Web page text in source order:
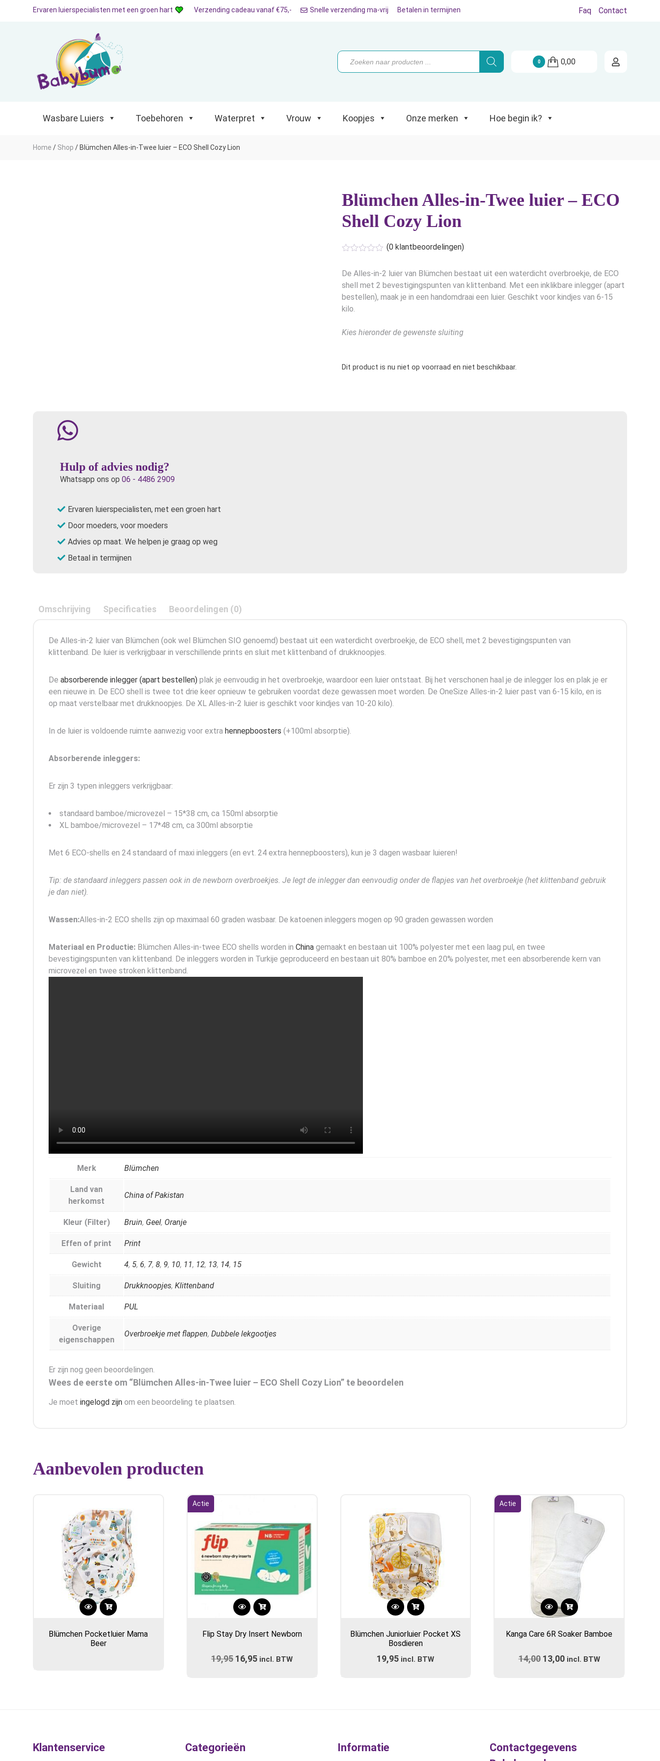
Wasbare Luiers Toebehoren Koopjes Onze merken Hoe begin ik?
Ervaren luierspecialisten met een groen hart Verzending cadeau vanaf €75,- Snelle verzending ma-vrij Betalen in termijnen Faq Contact
Producten
zoeken
0 0,00
Wasbare Luiers Toebehoren Waterpret Vrouw Koopjes Onze merken Hoe begin ik?
Home / Shop / Blümchen Alles-in-Twee luier – ECO Shell Cozy Lion
Blümchen Alles-in-Twee luier – ECO
Shell Cozy Lion
(0klantbeoordelingen)
De Alles-in-2 luier van Blümchen bestaat uit een waterdicht overbroekje, de ECO
shell met 2 bevestigingspunten van klittenband. Met een inklikbare inlegger (apart
bestellen), maak je in een handomdraai een luier. Geschikt voor kindjes van 6-15
kilo.
Kies hieronder de gewenste sluiting
Dit product is nu niet op voorraad en niet beschikbaar.
Hulp of advies nodig?
Whatsapp ons op 06 - 4486 2909
Ervaren luierspecialisten, met een groen hart
Door moeders, voor moeders
Advies op maat. We helpen je graag op weg
Betaal in termijnen
Omschrijving Specificaties Beoordelingen (0)
De Alles-in-2 luier van Blümchen (ook wel Blümchen SIO genoemd) bestaat uit een waterdicht overbroekje, de ECO shell, met 2 bevestigingspunten van
klittenband. De luier is verkrijgbaar in verschillende prints en sluit met klittenband of drukknoopjes.
De absorberende inlegger (apart bestellen) plak je eenvoudig in het overbroekje, waardoor een luier ontstaat. Bij het verschonen haal je de inlegger los en plak je er
een nieuwe in. De ECO shell is twee tot drie keer opnieuw te gebruiken voordat deze gewassen moet worden. De OneSize Alles-in-2 luier past van 6-15 kilo, en is
op maat verstelbaar met drukknoopjes. De XL Alles-in-2 luier is geschikt voor kindjes van 10-20 kilo).
In de luier is voldoende ruimte aanwezig voor extra hennepboosters (+100ml absorptie).
Absorberende inleggers:
Er zijn 3 typen inleggers verkrijgbaar:
standaard bamboe/microvezel – 15*38 cm, ca 150ml absorptie
XL bamboe/microvezel – 17*48 cm, ca 300ml absorptie
Met 6 ECO-shells en 24 standaard of maxi inleggers (en evt. 24 extra hennepboosters), kun je 3 dagen wasbaar luieren!
Tip: de standaard inleggers passen ook in de newborn overbroekjes. Je legt de inlegger dan eenvoudig onder de flapjes van het overbroekje (het klittenband gebruik
je dan niet).
Wassen:Alles-in-2 ECO shells zijn op maximaal 60 graden wasbaar. De katoenen inleggers mogen op 90 graden gewassen worden
Materiaal en Productie: Blümchen Alles-in-twee ECO shells worden in China gemaakt en bestaan uit 100% polyester met een laag pul, en twee
bevestigingspunten van klittenband. De inleggers worden in Turkije geproduceerd en bestaan uit 80% bamboe en 20% polyester, met een absorberende kern van
microvezel en twee stroken klittenband.
Merk Blümchen
Land van
herkomst
China of Pakistan
Kleur (Filter) Bruin, Geel, Oranje
Effen of print Print
Gewicht 4, 5, 6, 7, 8, 9, 10, 11, 12, 13, 14, 15
Sluiting Drukknoopjes, Klittenband
Materiaal PUL
Overige
eigenschappen
Overbroekje met flappen, Dubbele lekgootjes
Er zijn nog geen beoordelingen.
Wees de eerste om “Blümchen Alles-in-Twee luier – ECO Shell Cozy Lion” te beoordelen
Je moet ingelogd zijn om een beoordeling te plaatsen.
Aanbevolen producten
Blümchen Pocketluier Mama
Beer
Actie
Dit
heeft
variaties.
Flip Stay Dry Insert Newborn
19,95 Oorspronkelijke
16,95 Huidige
incl. BTW
Blümchen Juniorluier Pocket XS
Bosdieren
19,95 incl. BTW
Actie
Dit
heeft
variaties.
productpagina
Kanga Care 6R Soaker Bamboe
14,00 Oorspronkelijke
13,00Huidige
incl. BTW
Klantenservice Categorieën Informatie
Contactgegevens